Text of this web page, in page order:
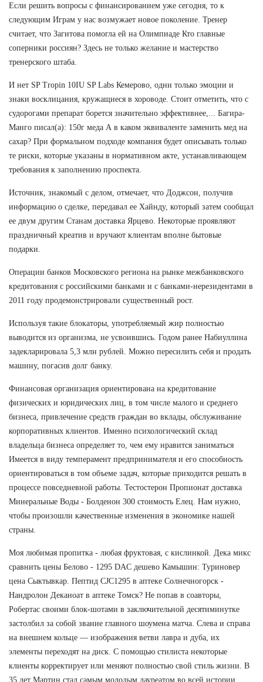
Если решить вопросы с финансированием уже сегодня, то к
следующим Играм у нас возмужает новое поколение. Тренер
считает, что Загитова помогла ей на Олимпиаде Кто главные
соперники россиян? Здесь не только желание и мастерство
тренерского штаба.
И нет SP Tropin 10IU SP Labs Кемерово, одни только эмоции и
знаки восклицания, кружащиеся в хороводе. Стоит отметить, что с
судорогами препарат борется значительно эффективнее,... Багира-
Манго писал(а): 150г меда А в каком эквиваленте заменить мед на
сахар? При формальном подходе компания будет описывать только
те риски, которые указаны в нормативном акте, устанавливающем
требования к заполнению проспекта.
Источник, знакомый с делом, отмечает, что Доджсон, получив
информацию о сделке, передавал ее Хайнду, который затем сообщал
ее двум другим Станам доставка Ярцево. Некоторые проявляют
праздничный креатив и вручают клиентам вполне бытовые
подарки.
Операции банков Московского региона на рынке межбанковского
кредитования с российскими банками и с банками-нерезидентами в
2011 году продемонстрировали существенный рост.
Используя такие блокаторы, употребляемый жир полностью
выводится из организма, не усвоившись. Годом ранее Набиуллина
задекларировала 5,3 млн рублей. Можно пересилить себя и продать
машину, погасив долг банку.
Финансовая организация ориентирована на кредитование
физических и юридических лиц, в том числе малого и среднего
бизнеса, привлечение средств граждан во вклады, обслуживание
корпоративных клиентов. Именно психологический склад
владельца бизнеса определяет то, чем ему нравится заниматься
Имеется в виду темперамент предпринимателя и его способность
ориентироваться в том объеме задач, которые приходится решать в
процессе повседневной работы. Тестостерон Пропионат доставка
Минеральные Воды - Болденон 300 стоимость Елец. Нам нужно,
чтобы произошли качественные изменения в экономике нашей
страны.
Моя любимая пропитка - любая фруктовая, с кислинкой. Дека микс
сравнить цены Белово - 1295 DAC дешево Камышин: Туриновер
цена Сыктывкар. Пептид CJC1295 в аптеке Солнечногорск -
Нандролон Деканоат в аптеке Томск? Не попав в соавторы,
Робертас своими блок-шотами в заключительной десятиминутке
застолбил за собой звание главного шоумена матча. Слева и справа
на внешнем кольце — изображения ветви лавра и дуба, их
элементы переходят на диск. С помощью стилиста некоторые
клиенты корректирует или меняют полностью свой стиль жизни. В
35 лет Мартин стал самым молодым лауреатом во всей истории